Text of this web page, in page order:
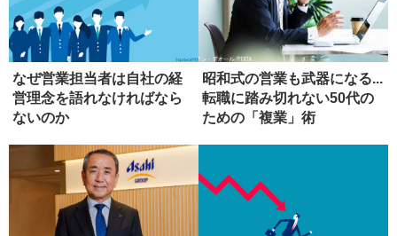
なぜ営業担当者は自社の経
営理念を語れなければなら
ないのか
昭和式の営業も武器になる...
転職に踏み切れない50代の
ための「複業」術